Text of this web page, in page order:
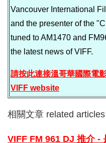
Vancouver International
and the presenter of the
tuned to AM1470 and
the latest news of VIFF.
請按此連接溫哥華國際電
VIFF website
相關文章 related articles
VIFF FM 961 DJ 推介 -